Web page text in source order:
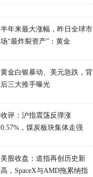
半年来最大涨幅，昨日全球市
场“最炸裂资产”：黄金
黄金白银暴动、美元急跌，背
后三大推手曝光
收评：沪指震荡反弹涨
0.57%，煤炭板块集体走强
美股收盘：道指再创历史新
高，SpaceX与AMD拖累纳指